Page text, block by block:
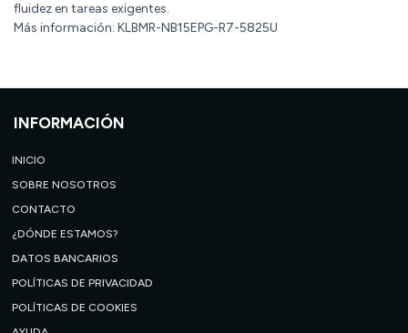
fluidez en tareas exigentes.
Más información: KLBMR-NB15EPG-R7-5825U
INFORMACIÓN
INICIO
SOBRE NOSOTROS
CONTACTO
¿DÓNDE ESTAMOS?
DATOS BANCARIOS
POLÍTICAS DE PRIVACIDAD
POLÍTICAS DE COOKIES